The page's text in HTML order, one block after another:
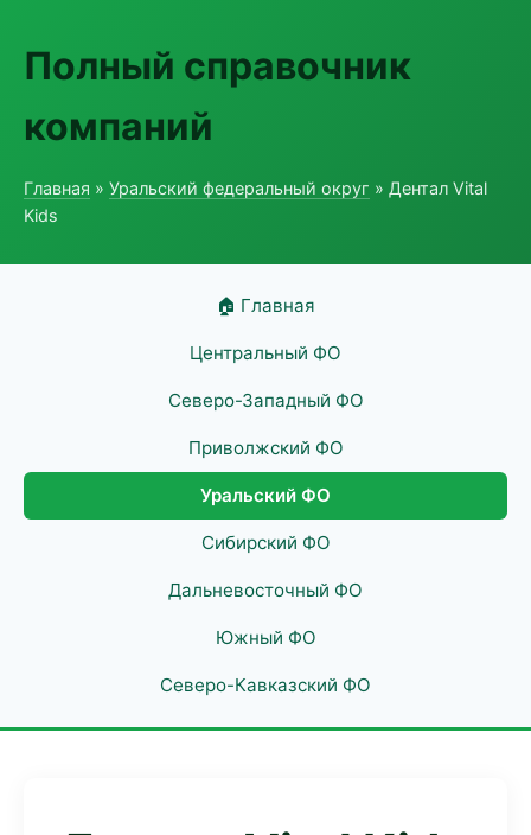
Полный справочник
компаний
Главная » Уральский федеральный округ » Дентал Vital
Kids
🏠 Главная
Центральный ФО
Северо-Западный ФО
Приволжский ФО
Уральский ФО
Сибирский ФО
Дальневосточный ФО
Южный ФО
Северо-Кавказский ФО